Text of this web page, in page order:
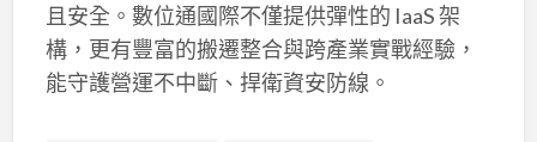
且安全。數位通國際不僅提供彈性的 IaaS 架
構，更有豐富的搬遷整合與跨產業實戰經驗，
能守護營運不中斷、捍衛資安防線。